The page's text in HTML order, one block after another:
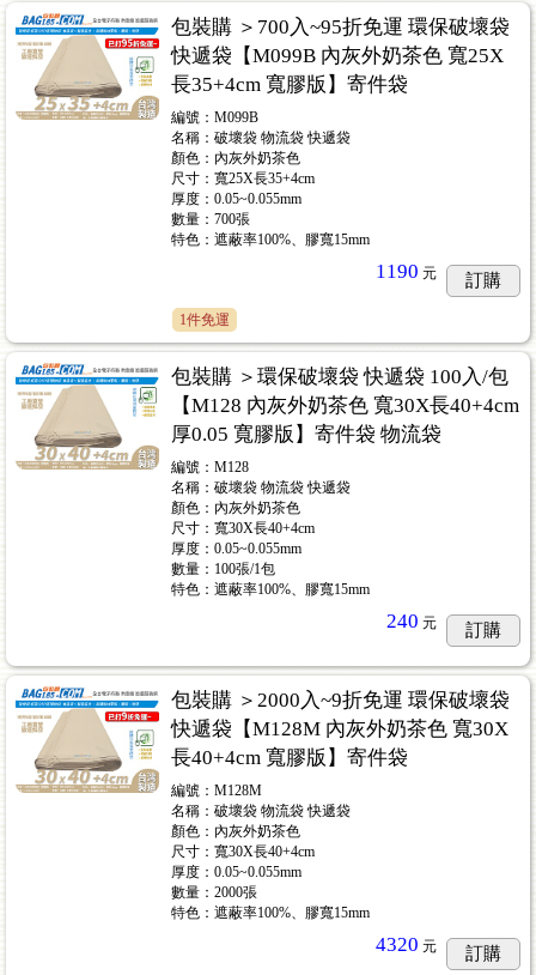
包裝購 ＞700入~95折免運 環保破壞袋
快遞袋【M099B 內灰外奶茶色 寬25X
長35+4cm 寬膠版】寄件袋
編號：M099B
名稱：破壞袋 物流袋 快遞袋
顏色：內灰外奶茶色
尺寸：寬25X長35+4cm
厚度：0.05~0.055mm
數量：700張
特色：遮蔽率100%、膠寬15mm
1190 元 訂購
1件免運
包裝購 ＞環保破壞袋 快遞袋 100入/包
【M128 內灰外奶茶色 寬30X長40+4cm
厚0.05 寬膠版】寄件袋 物流袋
編號：M128
名稱：破壞袋 物流袋 快遞袋
顏色：內灰外奶茶色
尺寸：寬30X長40+4cm
厚度：0.05~0.055mm
數量：100張/1包
特色：遮蔽率100%、膠寬15mm
240 元 訂購
包裝購 ＞2000入~9折免運 環保破壞袋
快遞袋【M128M 內灰外奶茶色 寬30X
長40+4cm 寬膠版】寄件袋
編號：M128M
名稱：破壞袋 物流袋 快遞袋
顏色：內灰外奶茶色
尺寸：寬30X長40+4cm
厚度：0.05~0.055mm
數量：2000張
特色：遮蔽率100%、膠寬15mm
4320 元 訂購